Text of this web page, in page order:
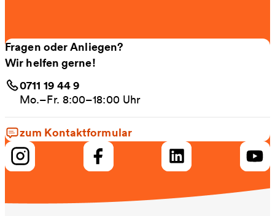
Fragen oder Anliegen?
Wir helfen gerne!
0711 19 44 9
Mo.–Fr. 8:00–18:00 Uhr
zum Kontaktformular